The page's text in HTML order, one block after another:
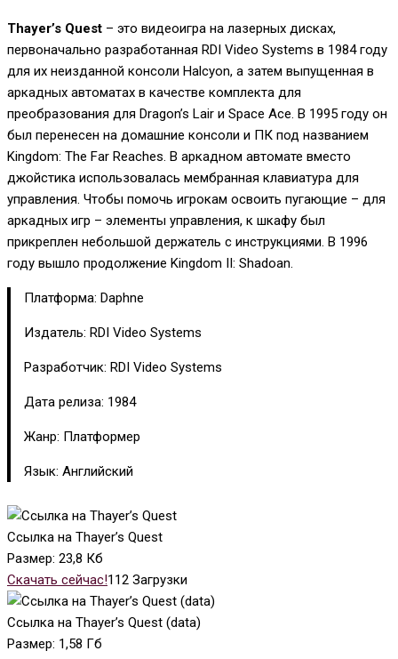
Thayer’s Quest – это видеоигра на лазерных дисках,
первоначально разработанная RDI Video Systems в 1984 году
для их неизданной консоли Halcyon, а затем выпущенная в
аркадных автоматах в качестве комплекта для
преобразования для Dragon’s Lair и Space Ace. В 1995 году он
был перенесен на домашние консоли и ПК под названием
Kingdom: The Far Reaches. В аркадном автомате вместо
джойстика использовалась мембранная клавиатура для
управления. Чтобы помочь игрокам освоить пугающие – для
аркадных игр – элементы управления, к шкафу был
прикреплен небольшой держатель с инструкциями. В 1996
году вышло продолжение Kingdom II: Shadoan.
Платформа: Daphne
Издатель: RDI Video Systems
Разработчик: RDI Video Systems
Дата релиза: 1984
Жанр: Платформер
Язык: Английский
Ссылка на Thayer’s Quest
Размер: 23,8 Кб
Скачать сейчас!112 Загрузки
Ссылка на Thayer’s Quest (data)
Размер: 1,58 Гб